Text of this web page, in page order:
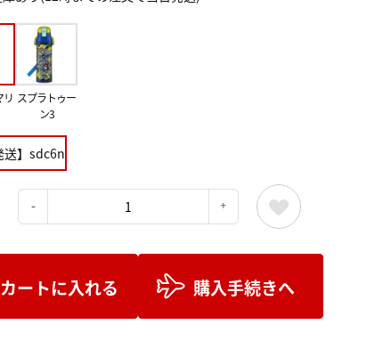
リ スプラトゥー
ン3
送】sdc6n
カートに入れる 購入手続きへ